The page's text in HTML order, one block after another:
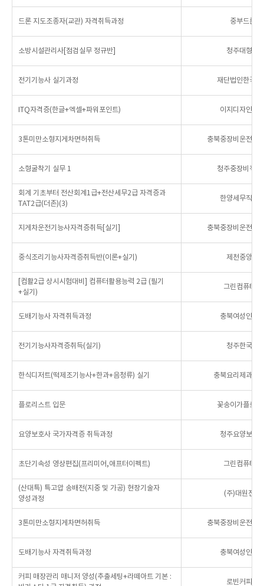
드론 지도조종자(교관) 자격취득과정 중부드론교
소방시설관리사[점검실무 정규반] 청주대형소
전기기능사 실기과정 재단법인한국산
ITQ자격증(한글+엑셀+파워포인트) 이지디자인컴
3톤미만소형지게차면허취득 충북중장비운전자
소형굴착기 실무 1 청주중장비직업
회계 기초부터 전산회계1급+전산세무2급 자격증과
TAT2급(더존)(3)
한양세무직업
지게차운전기능사자격증취득[실기] 충북중장비운전자
중식조리기능사자격증취득반(이론+실기) 제천중앙요
[컴활2급 상시시험대비] 컴퓨터활용능력 2급 (필기
+실기)
그린컴퓨터아
도배기능사 자격취득과정 충북여성인력
전기기능사자격증취득(실기) 청주한국전
한식디저트(떡제조기능사+한과+음청류) 실기 충북요리제과제
플로리스트 입문 꽃송이가플로리
요양보호사 국가자격증 취득과정 청주요양보호
초단기속성 영상편집(프리미어,애프터이펙트) 그린컴퓨터아
(산대특) 특고압 송배전(지중 및 가공) 현장기술자
양성과정
(주)대원전기
3톤미만소형지게차면허취득 충북중장비운전자
도배기능사 자격취득과정 충북여성인력
커피 매장관리 매니저 양성(추출세팅+라떼아트 기본 :
로빈커피교